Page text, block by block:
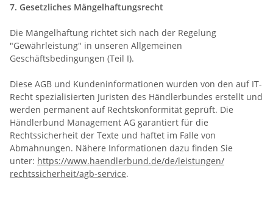
7. Gesetzliches Mängelhaftungsrecht
Die Mängelhaftung richtet sich nach der Regelung
"Gewährleistung" in unseren Allgemeinen
Geschäftsbedingungen (Teil I).
Diese AGB und Kundeninformationen wurden von den auf IT-
Recht spezialisierten Juristen des Händlerbundes erstellt und
werden permanent auf Rechtskonformität geprüft. Die
Händlerbund Management AG garantiert für die
Rechtssicherheit der Texte und haftet im Falle von
Abmahnungen. Nähere Informationen dazu finden Sie
unter: https://www.haendlerbund.de/de/leistungen/
rechtssicherheit/agb-service.